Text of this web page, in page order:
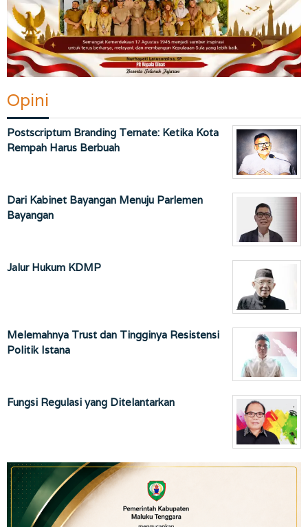
Opini
Postscriptum Branding Ternate: Ketika Kota
Rempah Harus Berbuah
Dari Kabinet Bayangan Menuju Parlemen
Bayangan
Jalur Hukum KDMP
Melemahnya Trust dan Tingginya Resistensi
Politik Istana
Fungsi Regulasi yang Ditelantarkan